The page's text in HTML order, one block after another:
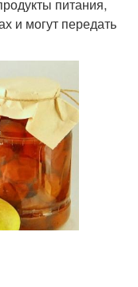
питания,
и могут передать